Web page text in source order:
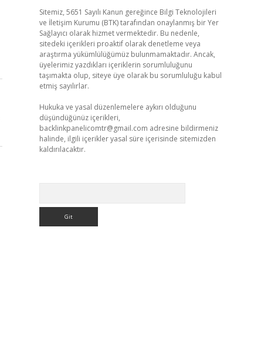
Sitemiz, 5651 Sayılı Kanun gereğince Bilgi Teknolojileri
ve İletişim Kurumu (BTK) tarafından onaylanmış bir Yer
Sağlayıcı olarak hizmet vermektedir. Bu nedenle,
sitedeki içerikleri proaktif olarak denetleme veya
araştırma yükümlülüğümüz bulunmamaktadır. Ancak,
üyelerimiz yazdıkları içeriklerin sorumluluğunu
taşımakta olup, siteye üye olarak bu sorumluluğu kabul
etmiş sayılırlar.
Hukuka ve yasal düzenlemelere aykırı olduğunu
düşündüğünüz içerikleri,
backlinkpanelicomtr@gmail.com adresine bildirmeniz
halinde, ilgili içerikler yasal süre içerisinde sitemizden
kaldırılacaktır.